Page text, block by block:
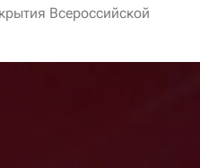
Всероссийской